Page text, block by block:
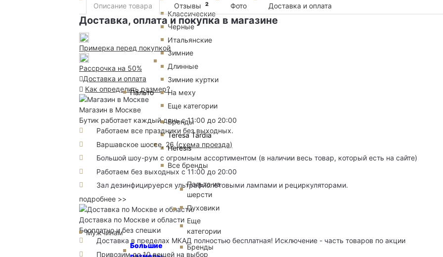
Мужчинам
Пальто
Классические
Черные
Итальянские
Зимние
Длинные
Зимние куртки
На меху
Еще категории
Бренды
Teresa Tardia
Heresis
Все бренды
Большие
Пальто из
шерсти
Пуховики
Еще
категории
Бренды
Описание товара Отзывы 2 Фото Доставка и оплата
Доставка, оплата и покупка в магазине
Примерка перед покупкой
Рассрочка на 50%
Доставка и оплата
Как определить размер?
Магазин в Москве
Бутик работает каждый день с 11:00 до 20:00
Работаем все праздники без выходных.
Варшавское шоссе, 26 (схема проезда)
Большой шоу-рум с огромным ассортиментом (в наличии весь товар, который есть на сайте)
Работаем без выходных с 11:00 до 20:00
Зал дезинфицируерся ультрафиолетовыми лампами и рециркуляторами.
подробнее >>
Доставка по Москве и области
Бесплатно и без спешки
Доставка в пределах МКАД полностью бесплатная! Исключение - часть товаров по акции
Привозим до 10 вещей на выбор